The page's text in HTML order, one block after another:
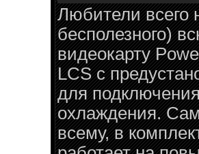
Любители всего
бесполезного)
видеокарту
LCS с
для
охлаждения.
всему, в